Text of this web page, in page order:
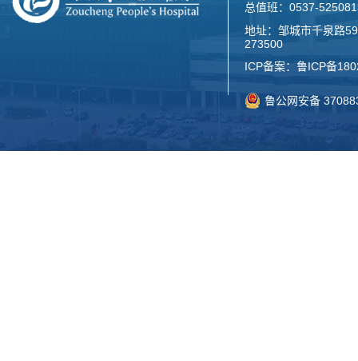
总值班：0537-
地址：邹城市千泉路
273500
ICP备案： 鲁ICP备
鲁公网安备